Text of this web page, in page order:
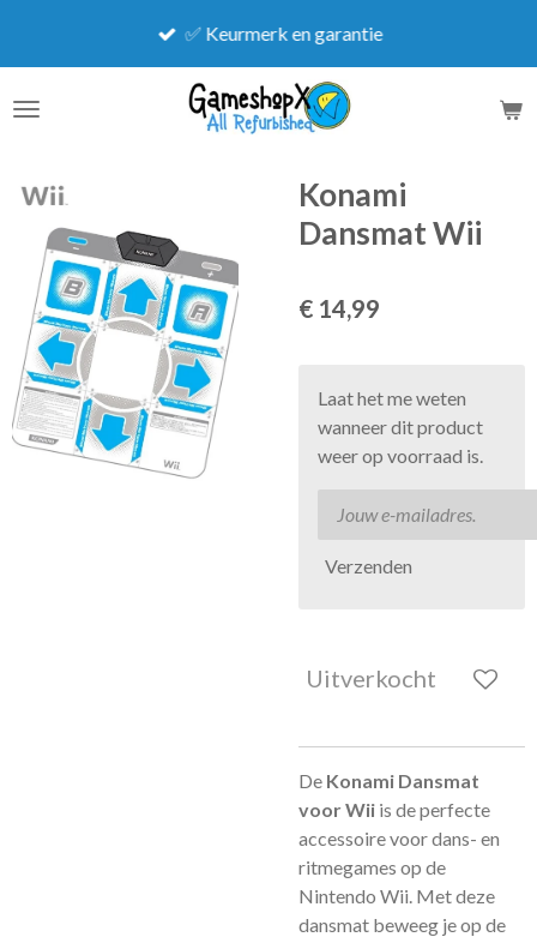
de
✅ Keurmerk en garantie
Konami
Dansmat Wii
€ 14,99
Laat het me weten
wanneer dit product
weer op voorraad is.
Verzenden
Uitverkocht
De Konami Dansmat
voor Wii is de perfecte
accessoire voor dans- en
ritmegames op de
Nintendo Wii. Met deze
dansmat beweeg je op de